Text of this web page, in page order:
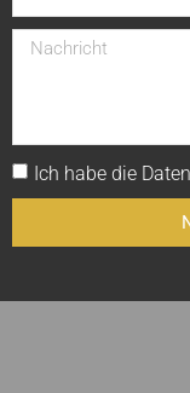
Ich habe die